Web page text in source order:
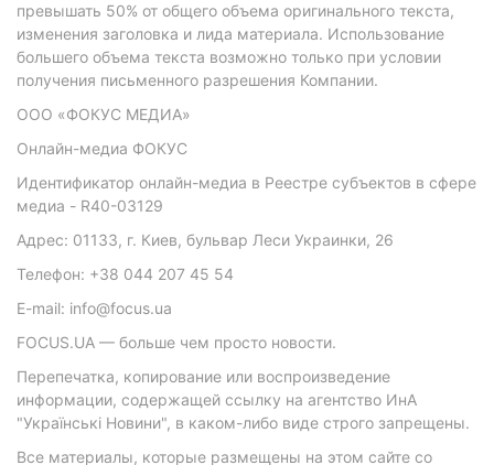
превышать 50% от общего объема оригинального текста,
изменения заголовка и лида материала. Использование
большего объема текста возможно только при условии
получения письменного разрешения Компании.
ООО «ФОКУС МЕДИА»
Онлайн-медиа ФОКУС
Идентификатор онлайн-медиа в Реестре субъектов в сфере
медиа - R40-03129
Адрес: 01133, г. Киев, бульвар Леси Украинки, 26
Телефон: +38 044 207 45 54
E-mail: info@focus.ua
FOCUS.UA — больше чем просто новости.
Перепечатка, копирование или воспроизведение
информации, содержащей ссылку на агентство ИнА
"Українські Новини", в каком-либо виде строго запрещены.
Все материалы, которые размещены на этом сайте со